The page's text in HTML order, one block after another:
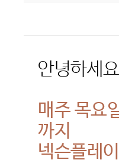
안녕하세요
매주 목요
까지
넥슨플레